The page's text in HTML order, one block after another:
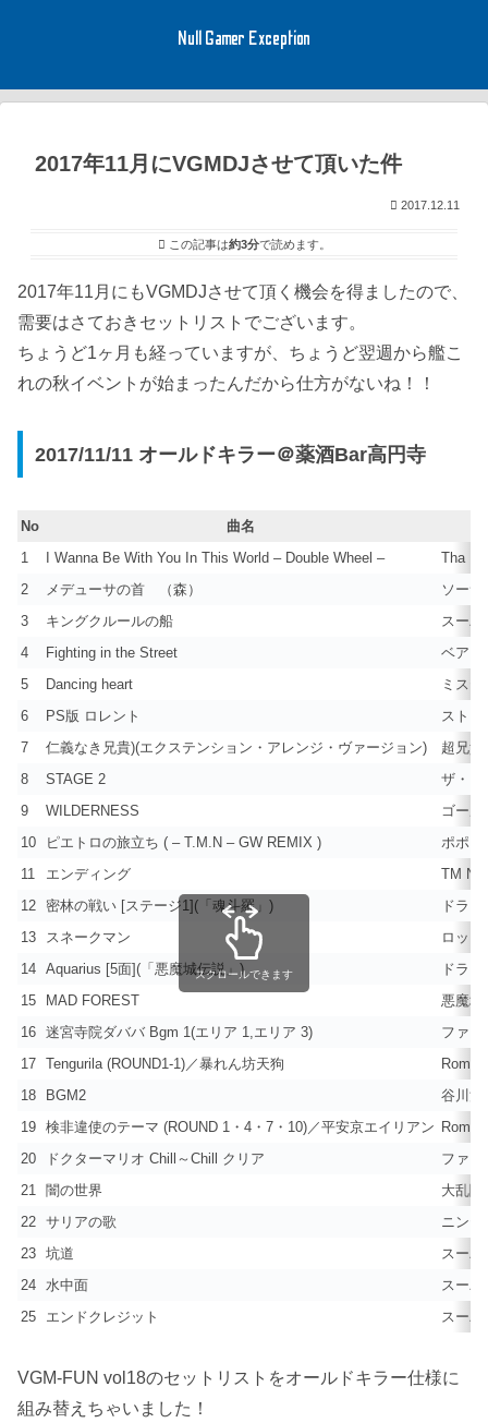
Null Gamer Exception
2017年11月にVGMDJさせて頂いた件
2017.12.11
この記事は約3分で読めます。
2017年11月にもVGMDJさせて頂く機会を得ましたので、
需要はさておきセットリストでございます。
ちょうど1ヶ月も経っていますが、ちょうど翌週から艦こ
れの秋イベントが始まったんだから仕方がないね！！
2017/11/11 オールドキラー＠薬酒Bar高円寺
No
曲名
1
I Wanna Be With You In This World – Double Wheel –
Tha
2
メデューサの首 （森）
ソー
3
キングクルールの船
スー
4
Fighting in the Street
ベア・
5
Dancing heart
ミス
6
PS版 ロレント
スト
7
仁義なき兄貴)(エクステンション・アレンジ・ヴァージョン)
超兄貴
8
STAGE 2
ザ・タ
9
WILDERNESS
ゴー
10
ピエトロの旅立ち ( – T.M.N – GW REMIX )
ポポロ
11
エンディング
TM
12
密林の戦い [ステージ1](「魂斗羅」)
ドラ
13
スネークマン
ロッ
14 Aquarius [5面](「悪魔城伝説」)
ドラ
15
MAD FOREST
悪魔城
16 迷宮寺院ダババ Bgm 1(エリア 1,エリア 3)
ファミ
17 Tengurila (ROUND1-1)／暴れん坊天狗
Rom
18
BGM2
谷川浩
19 検非違使のテーマ (ROUND 1・4・7・10)／平安京エイリアン Rom
20
ドクターマリオ Chill～Chill クリア
ファミ
21
闇の世界
大乱闘
22 サリアの歌
ニン
23 坑道
スー
24
水中面
スー
25
エンドクレジット スー
スクロールできます
VGM-FUN vol18のセットリストをオールドキラー仕様に
組み替えちゃいました！